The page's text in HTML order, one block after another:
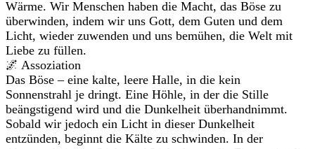
Wärme. Wir Menschen haben die Macht, das Böse zu
überwinden, indem wir uns Gott, dem Guten und dem
Licht, wieder zuwenden und uns bemühen, die Welt mit
Liebe zu füllen.
🌌 Assoziation
Das Böse – eine kalte, leere Halle, in die kein
Sonnenstrahl je dringt. Eine Höhle, in der die Stille
beängstigend wird und die Dunkelheit überhandnimmt.
Sobald wir jedoch ein Licht in dieser Dunkelheit
entzünden, beginnt die Kälte zu schwinden. In der